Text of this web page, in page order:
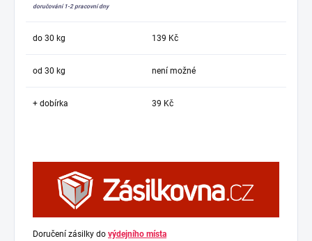
doručování 1-2 pracovní dny
do 30 kg 139 Kč
od 30 kg není možné
+ dobírka 39 Kč
Doručení zásilky do výdejního místa